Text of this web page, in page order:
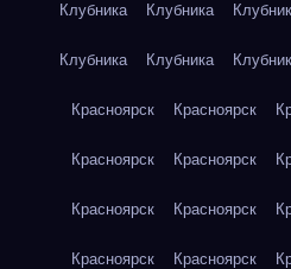
Клубника Клубника
Клубника Клубника
Красноярск Красноярск
Красноярск Красноярск
Красноярск Красноярск
Красноярск Красноярск